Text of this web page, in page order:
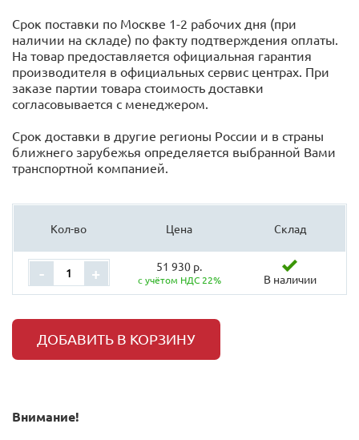
Срок поставки по Москве 1-2 рабочих дня (при
наличии на складе) по факту подтверждения оплаты.
На товар предоставляется официальная гарантия
производителя в официальных сервис центрах. При
заказе партии товара стоимость доставки
согласовывается с менеджером.
Срок доставки в другие регионы России и в страны
ближнего зарубежья определяется выбранной Вами
транспортной компанией.
Кол-во Цена Склад
- + 51 930 р.
с учётом НДС 22% В наличии
ДОБАВИТЬ В КОРЗИНУ
Внимание!